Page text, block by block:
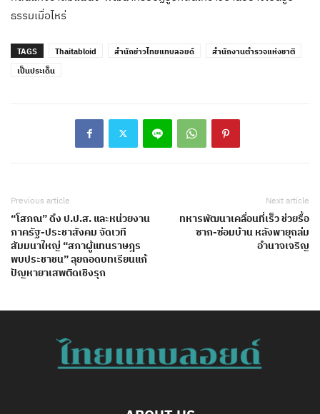
ธรรมเมื่อไหร่
TAGS Thaitabloid สำนักข่าวไทยแทบลอยด์
สำนักงานตำรวจแห่งชาติ
เป็นประเด็น
Previous article
“โสภณ” ดึง ป.ป.ส. และหน่วยงาน
ภาครัฐ-ประชาสังคม จัดเวที
สัมมนาใหญ่ “สภาผู้แทนราษฎร
พบประชาชน” ลุยถอดบทเรียนแก้
ปัญหายาเสพติดเชิงรุก
Next article
ทหารพัฒนาเคลื่อนที่เร็ว ช่วยรื้อ
ซาก-ซ่อมบ้าน หลังพายุถล่ม
อำนาจเจริญ